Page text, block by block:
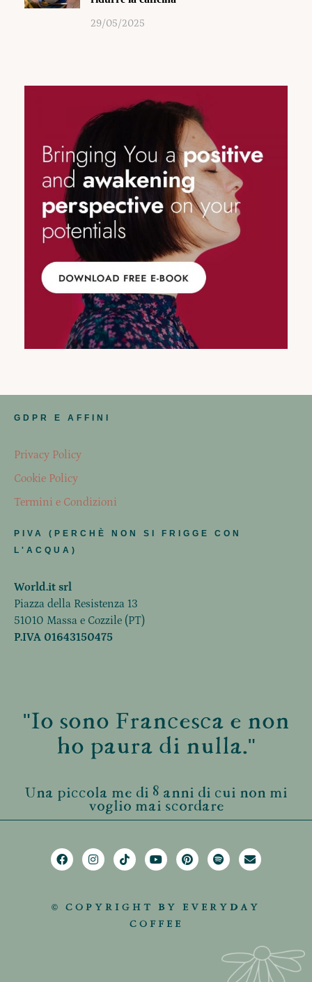
29/05/2025
GDPR E AFFINI
Privacy Policy
Cookie Policy
Termini e Condizioni
PIVA (PERCHÈ NON SI FRIGGE CON
L'ACQUA)
World.it srl
Piazza della Resistenza 13
51010 Massa e Cozzile (PT)
P.IVA 01643150475
"Io sono Francesca e non
ho paura di nulla."
Una piccola me di 8 anni di cui non mi
voglio mai scordare
© COPYRIGHT BY EVERYDAY
COFFEE